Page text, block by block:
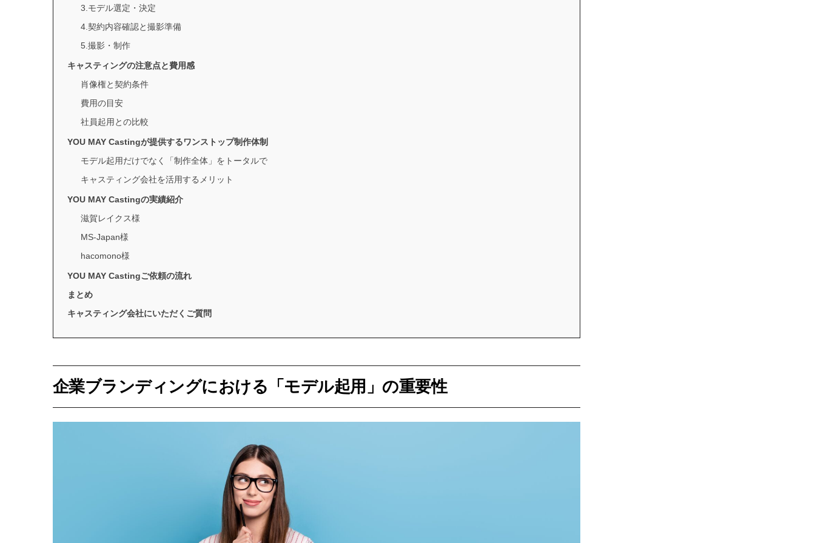
3.モデル選定・決定
4.契約内容確認と撮影準備
5.撮影・制作
キャスティングの注意点と費用感
肖像権と契約条件
費用の目安
社員起用との比較
YOU MAY Castingが提供するワンストップ制作体制
モデル起用だけでなく「制作全体」をトータルで
キャスティング会社を活用するメリット
YOU MAY Castingの実績紹介
滋賀レイクス様
MS-Japan様
hacomono様
YOU MAY Castingご依頼の流れ
まとめ
キャスティング会社にいただくご質問
企業ブランディングにおける「モデル起用」の重要性